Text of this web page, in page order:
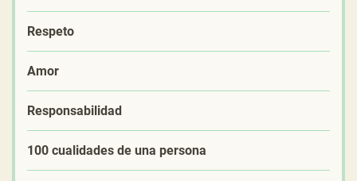
Respeto
Amor
Responsabilidad
100 cualidades de una persona